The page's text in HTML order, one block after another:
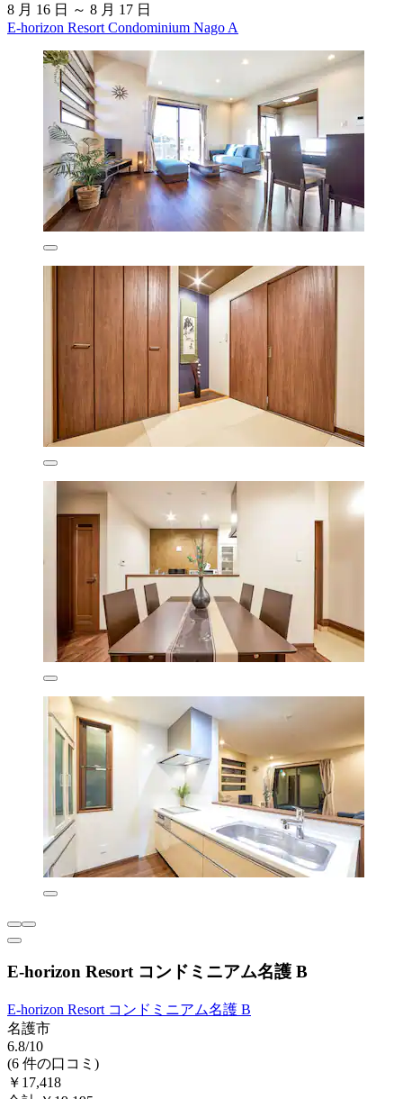
8 月 16 日 ～ 8 月 17 日
E-horizon Resort Condominium Nago A
E-horizon Resort コンドミニアム名護 B
E-horizon Resort コンドミニアム名護 B
名護市
6.8/10
(6 件の口コミ)
￥17,418